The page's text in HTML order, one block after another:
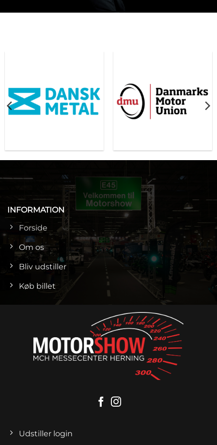
INFORMATION
Forside
Om os
Bliv udstiller
Køb billet
Udstiller login